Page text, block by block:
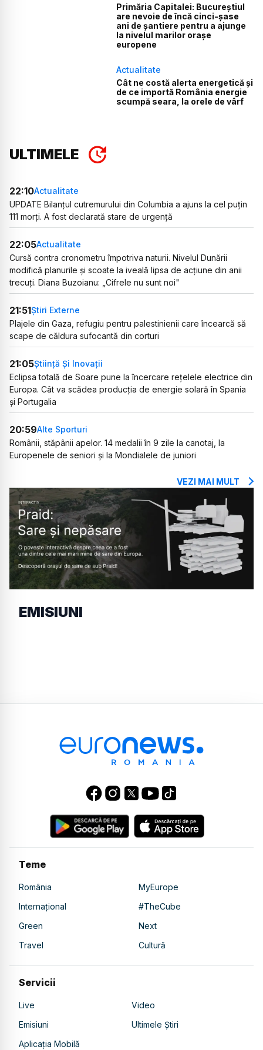
Primăria Capitalei: Bucureștiul
are nevoie de încă cinci-șase
ani de șantiere pentru a ajunge
la nivelul marilor orașe
europene
Actualitate
Cât ne costă alerta energetică și
de ce importă România energie
scumpă seara, la orele de vârf
ULTIMELE
22:10Actualitate
UPDATE Bilanțul cutremurului din Columbia a ajuns la cel puțin
111 morți. A fost declarată stare de urgență
22:05Actualitate
Cursă contra cronometru împotriva naturii. Nivelul Dunării
modifică planurile și scoate la iveală lipsa de acțiune din anii
trecuți. Diana Buzoianu: „Cifrele nu sunt noi"
21:51Știri Externe
Plajele din Gaza, refugiu pentru palestinienii care încearcă să
scape de căldura sufocantă din corturi
21:05Știință Și Inovații
Eclipsa totală de Soare pune la încercare rețelele electrice din
Europa. Cât va scădea producția de energie solară în Spania
și Portugalia
20:59Alte Sporturi
Românii, stăpânii apelor. 14 medalii în 9 zile la canotaj, la
Europenele de seniori și la Mondialele de juniori
VEZI MAI MULT
EMISIUNI
Teme
România
MyEurope
Internațional
#TheCube
Green
Next
Travel
Cultură
Servicii
Live
Video
Emisiuni
Ultimele Știri
Aplicația Mobilă